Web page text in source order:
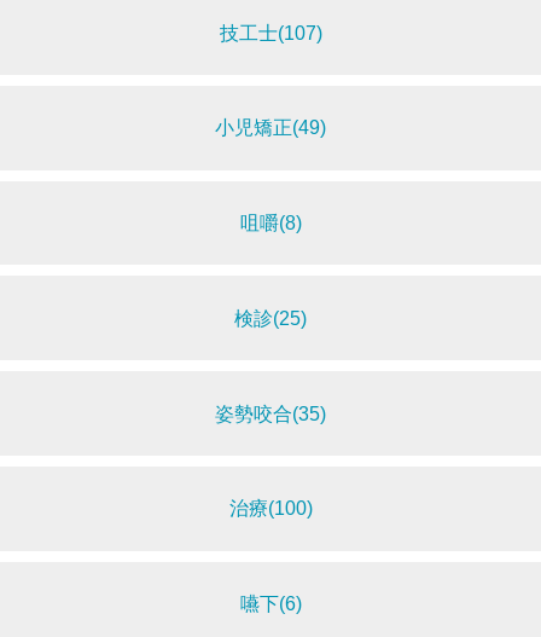
技工士(107)
小児矯正(49)
咀嚼(8)
検診(25)
姿勢咬合(35)
治療(100)
嚥下(6)